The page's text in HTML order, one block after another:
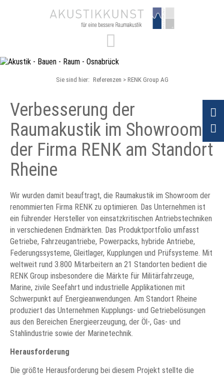
Sie sind hier: Referenzen RENK Group AG
Verbesserung der
Raumakustik im Showroom
der Firma RENK am Standort
Rheine
Wir wurden damit beauftragt, die Raumakustik im Showroom der
renommierten Firma RENK zu optimieren. Das Unternehmen ist
ein führender Hersteller von einsatzkritischen Antriebstechniken
in verschiedenen Endmärkten. Das Produktportfolio umfasst
Getriebe, Fahrzeugantriebe, Powerpacks, hybride Antriebe,
Federungssysteme, Gleitlager, Kupplungen und Prüfsysteme. Mit
weltweit rund 3.800 Mitarbeitern an 21 Standorten bedient die
RENK Group insbesondere die Märkte für Militärfahrzeuge,
Marine, zivile Seefahrt und industrielle Applikationen mit
Schwerpunkt auf Energieanwendungen. Am Standort Rheine
produziert das Unternehmen Kupplungs- und Getriebelösungen
aus den Bereichen Energieerzeugung, der Öl-, Gas- und
Stahlindustrie sowie der Marinetechnik.
Herausforderung
Die größte Herausforderung bei diesem Projekt stellte die